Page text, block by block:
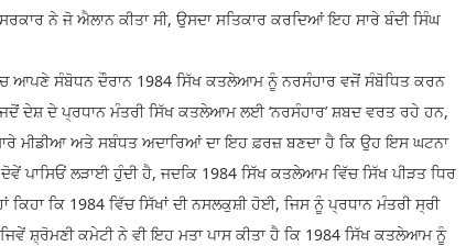
ਨੇ ਜੋ ਐਲਾਨ ਕੀਤਾ ਸੀ, ਉਸਦਾ ਸਤਿਕਾਰ ਕਰਦਿਆਂ ਇਹ ਸਾਰੇ ਬੰਦੀ ਸਿੰਘ
ਆਪਣੇ ਸੰਬੋਧਨ ਦੌਰਾਨ 1984 ਸਿੱਖ ਕਤਲੇਆਮ ਨੂੰ ਨਰਸੰਹਾਰ ਵਜੋਂ ਸੰਬੋਧਿਤ ਕਰਨ
ਦੇਸ਼ ਦੇ ਪ੍ਰਧਾਨ ਮੰਤਰੀ ਸਿੱਖ ਕਤਲੇਆਮ ਲਈ ‘ਨਰਸੰਹਾਰ’ ਸ਼ਬਦ ਵਰਤ ਰਹੇ ਹਨ,
ਸਾਰੇ ਮੀਡੀਆ ਅਤੇ ਸਬੰਧਤ ਅਦਾਰਿਆਂ ਦਾ ਇਹ ਫ਼ਰਜ਼ ਬਣਦਾ ਹੈ ਕਿ ਉਹ ਇਸ ਘਟਨਾ
ਪਾਸਿਓਂ ਲੜਾਈ ਹੁੰਦੀ ਹੈ, ਜਦਕਿ 1984 ਸਿੱਖ ਕਤਲੇਆਮ ਵਿੱਚ ਸਿੱਖ ਪੀੜਤ ਧਿਰ
ਕਿ 1984 ਵਿੱਚ ਸਿੱਖਾਂ ਦੀ ਨਸਲਕੁਸ਼ੀ ਹੋਈ, ਜਿਸ ਨੂੰ ਪ੍ਰਧਾਨ ਮੰਤਰੀ ਸ੍ਰੀ
ਸ਼੍ਰੋਮਣੀ ਕਮੇਟੀ ਨੇ ਵੀ ਇਹ ਮਤਾ ਪਾਸ ਕੀਤਾ ਹੈ ਕਿ 1984 ਸਿੱਖ ਕਤਲੇਆਮ ਨੂੰ